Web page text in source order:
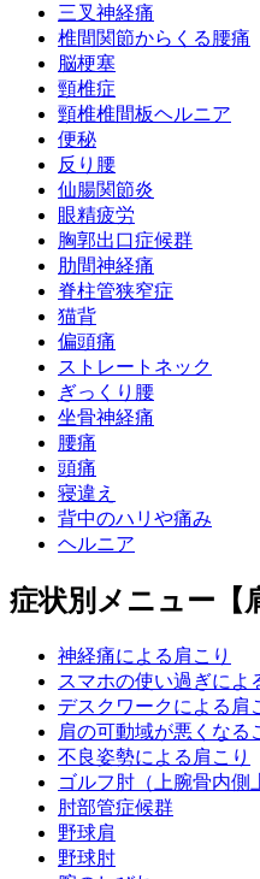
三叉神経痛
椎間関節からくる腰痛
脳梗塞
頸椎症
頸椎椎間板ヘルニア
便秘
反り腰
仙腸関節炎
眼精疲労
胸郭出口症候群
肋間神経痛
脊柱管狭窄症
猫背
偏頭痛
ストレートネック
ぎっくり腰
坐骨神経痛
腰痛
頭痛
寝違え
背中のハリや痛み
ヘルニア
症状別メニュー【
神経痛による肩こり
スマホの使い過ぎによ
デスクワークによる肩
肩の可動域が悪くなる
不良姿勢による肩こり
ゴルフ肘（上腕骨内側
肘部管症候群
野球肩
野球肘